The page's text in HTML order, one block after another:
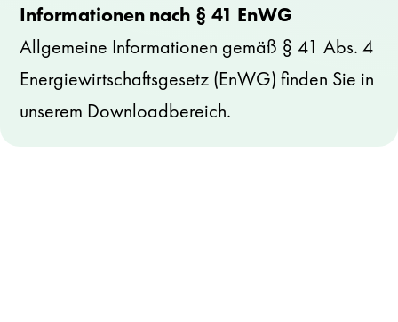
Informationen nach § 41 EnWG
Allgemeine Informationen gemäß § 41 Abs. 4
Energiewirtschaftsgesetz (EnWG) finden Sie in
unserem Downloadbereich.